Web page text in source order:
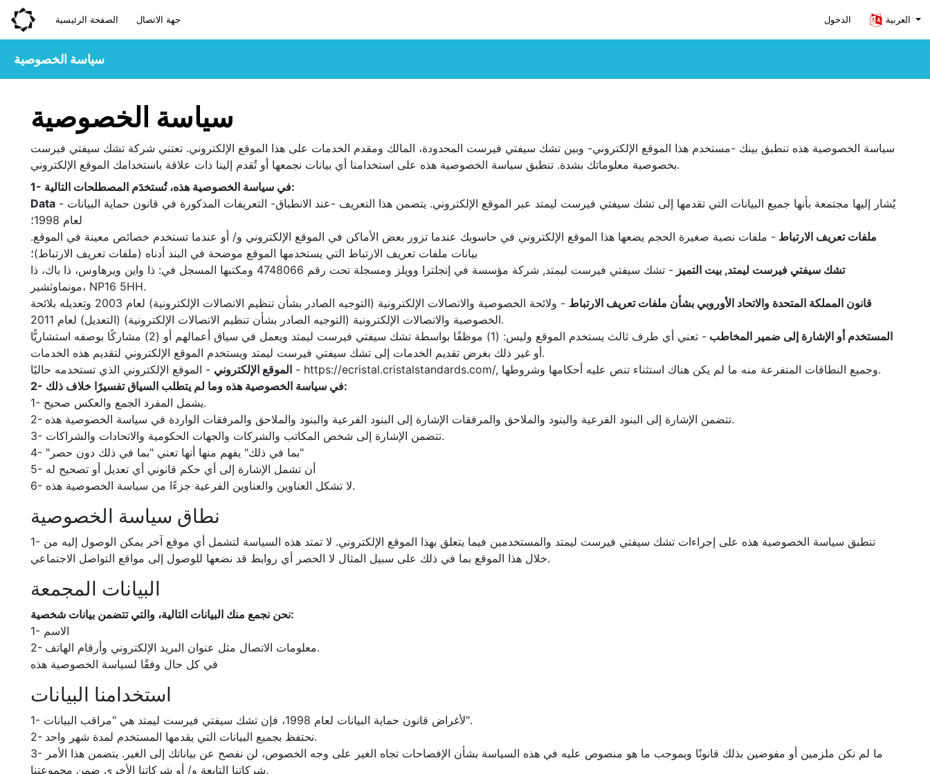
الصفحة الرئيسية جهة الاتصال الدخول
سياسة الخصوصية
سياسة الخصوصية
سياسة الخصوصية هذه تنطبق بينك -مستخدم هذا الموقع الإلكتروني- وبين تشك سيفتي فيرست المحدودة، المالك ومقدم الخدمات على هذا الموقع الإلكتروني. تعتني شركة تشك سيفتي فيرست
بخصوصية معلوماتك بشدة. تنطبق سياسة الخصوصية هذه على استخدامنا أي بيانات نجمعها أو تُقدم إلينا ذات علاقة باستخدامك الموقع الإلكتروني.
1- في سياسة الخصوصية هذه، تُستخدَم المصطلحات التالية:
Data - يُشار إليها مجتمعة بأنها جميع البيانات التي تقدمها إلى تشك سيفتي فيرست ليمتد عبر الموقع الإلكتروني. يتضمن هذا التعريف -عند الانطباق- التعريفات المذكورة في قانون حماية البيانات
لعام 1998؛
ملفات تعريف الارتباط - ملفات نصية صغيرة الحجم يضعها هذا الموقع الإلكتروني في حاسوبك عندما تزور بعض الأماكن في الموقع الإلكتروني و/ أو عندما تستخدم خصائص معينة في الموقع.
بيانات ملفات تعريف الارتباط التي يستخدمها الموقع موضحة في البند أدناه (ملفات تعريف الارتباط)؛
تشك سيفتي فيرست ليمتد, بيت التميز
- تشك سيفتي فيرست ليمتد, شركة مؤسسة في إنجلترا وويلز ومسجلة تحت رقم 4748066 ومكتبها المسجل في: ذا واين ويرهاوس، ذا باك، ذا
مونماوثشير، NP16 5HH.
قانون المملكة المتحدة والاتحاد الأوروبي بشأن ملفات تعريف الارتباط
- ولائحة الخصوصية والاتصالات الإلكترونية (التوجيه الصادر بشأن تنظيم الاتصالات الإلكترونية) لعام 2003 وتعديله بلائحة
الخصوصية والاتصالات الإلكترونية (التوجيه الصادر بشأن تنظيم الاتصالات الإلكترونية) (التعديل) لعام 2011.
المستخدم أو الإشارة إلى ضمير المخاطب
- تعني أي طرف ثالث يستخدم الموقع وليس: (1) موظفًا بواسطة تشك سيفتي فيرست ليمتد ويعمل في سياق أعمالهم أو (2) مشاركًا بوصفه استشاريًّا
أو غير ذلك بغرض تقديم الخدمات إلى تشك سيفتي فيرست ليمتد ويستخدم الموقع الإلكتروني لتقديم هذه الخدمات.
الموقع الإلكتروني
- الموقع الإلكتروني الذي تستخدمه حاليًا - https://ecristal.cristalstandards.com/, وجميع النطاقات المتفرعة منه ما لم يكن هناك استثناء تنص عليه أحكامها وشروطها.
2- في سياسة الخصوصية هذه وما لم يتطلب السياق تفسيرًا خلاف ذلك:
1- يشمل المفرد الجمع والعكس صحيح.
2- تتضمن الإشارة إلى البنود الفرعية والبنود والملاحق والمرفقات الإشارة إلى البنود الفرعية والبنود والملاحق والمرفقات الواردة في سياسة الخصوصية هذه.
3- تتضمن الإشارة إلى شخص المكاتب والشركات والجهات الحكومية والاتحادات والشراكات.
4- "بما في ذلك" يفهم منها أنها تعني "بما في ذلك دون حصر"
5- أن تشمل الإشارة إلى أي حكم قانوني أي تعديل أو تصحيح له
6- لا تشكل العناوين والعناوين الفرعية جزءًا من سياسة الخصوصية هذه.
نطاق سياسة الخصوصية
1- تنطبق سياسة الخصوصية هذه على إجراءات تشك سيفتي فيرست ليمتد والمستخدمين فيما يتعلق بهذا الموقع الإلكتروني. لا تمتد هذه السياسة لتشمل أي موقع آخر يمكن الوصول إليه من
خلال هذا الموقع بما في ذلك على سبيل المثال لا الحصر أي روابط قد نضعها للوصول إلى مواقع التواصل الاجتماعي.
البيانات المجمعة
نحن نجمع منك البيانات التالية، والتي تتضمن بيانات شخصية:
1- الاسم
2- معلومات الاتصال مثل عنوان البريد الإلكتروني وأرقام الهاتف.
في كل حال وفقًا لسياسة الخصوصية هذه
استخدامنا البيانات
1- لأغراض قانون حماية البيانات لعام 1998، فإن تشك سيفتي فيرست ليمتد هي "مراقب البيانات".
2- نحتفظ بجميع البيانات التي يقدمها المستخدم لمدة شهر واحد.
3- ما لم نكن ملزمين أو مفوضين بذلك قانونًا وبموجب ما هو منصوص عليه في هذه السياسة بشأن الإفصاحات تجاه الغير على وجه الخصوص، لن نفصح عن بياناتك إلى الغير. يتضمن هذا الأمر
شركاتنا التابعة و/ أو شركاتنا الأخرى ضمن مجموعتنا.